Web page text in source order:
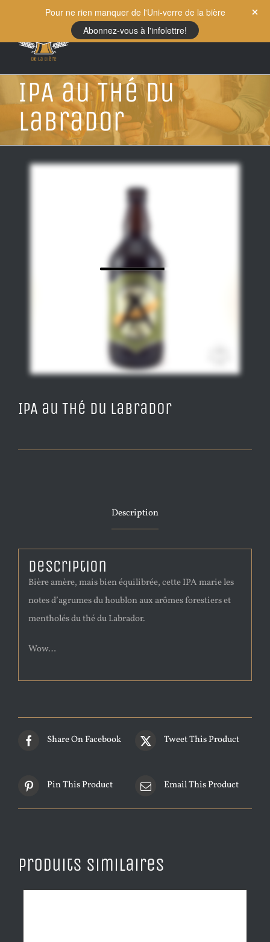
content
IPA au Thé du
Labrador
IPA au Thé du Labrador
Description
Description
Bière amère, mais bien équilibrée, cette IPA marie les
notes d’agrumes du houblon aux arômes forestiers et
mentholés du thé du Labrador.
Wow…
Share On Facebook Tweet This Product
Pin This Product Email This Product
Produits similaires
Pour ne rien manquer de l'Uni-verre de la bière
Abonnez-vous à l'infolettre!